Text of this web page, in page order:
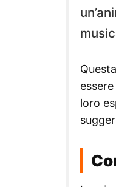
loro